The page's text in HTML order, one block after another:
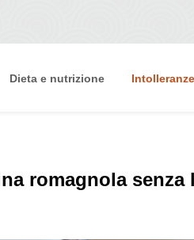
Dieta e nutrizione Intolleranze
romagnola senza